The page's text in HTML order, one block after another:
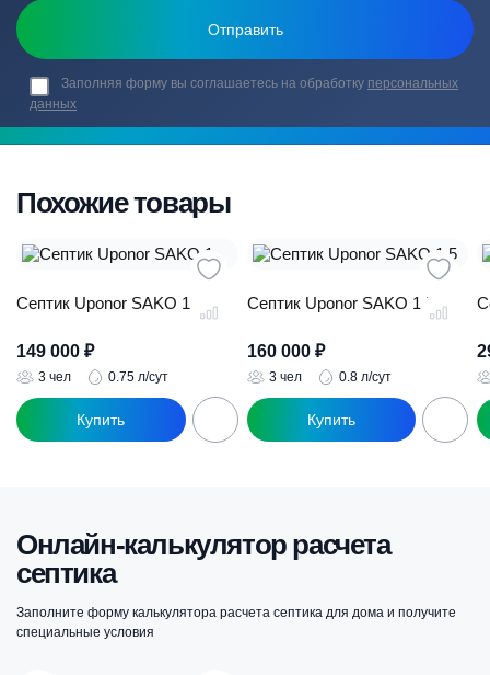
Заполняя форму вы соглашаетесь на обработку персональных
данных
Похожие товары
Септик Uponor SAKO 1
149 000 ₽
3 чел 0.75 л/сут
Септик Uponor SAKO 1.5
160 000 ₽
3 чел 0.8 л/сут
Онлайн-калькулятор расчета
септика
Заполните форму калькулятора расчета септика для дома и получите
специальные условия